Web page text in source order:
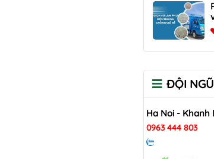
ĐỘI
Ha Noi - Khanh
0963 444 803